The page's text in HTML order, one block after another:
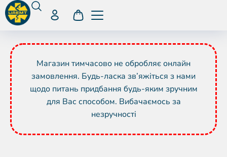
Магазин тимчасово не обробляє онлайн
замовлення. Будь-ласка зв’яжіться з нами
щодо питань придбання будь-яким зручним
для Вас способом. Вибачаємось за
незручності